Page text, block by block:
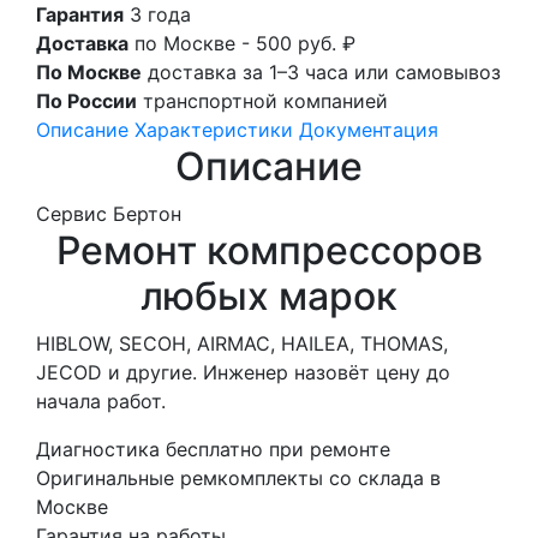
Гарантия 3 года
Доставка по Москве - 500 руб. ₽
По Москве доставка за 1–3 часа или самовывоз
По России транспортной компанией
Описание Характеристики Документация
Описание
Сервис Бертон
Ремонт компрессоров
любых марок
HIBLOW, SECOH, AIRMAC, HAILEA, THOMAS,
JECOD и другие. Инженер назовёт цену до
начала работ.
Диагностика бесплатно при ремонте
Оригинальные ремкомплекты со склада в
Москве